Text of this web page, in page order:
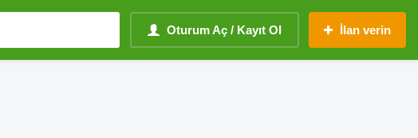
Oturum Aç / Kayıt Ol İlan verin